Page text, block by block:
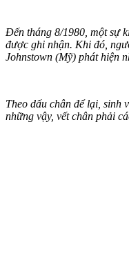
Đến tháng 8/1980, một sự
được ghi nhận. Khi đó,
Johnstown (Mỹ) phát hiện
Theo dấu chân để lại, sinh
những vậy, vết chân phải